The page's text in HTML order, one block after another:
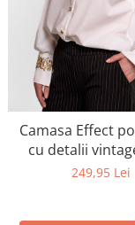
Camasa Effect
cu detalii
249,95 Lei